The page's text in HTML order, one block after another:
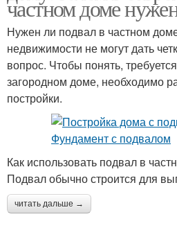
частном доме
Нужен ли подвал в частном
недвижимости не могут дать
вопрос. Чтобы понять,
загородном доме, необходимо
постройки.
Как использовать подвал в
Подвал обычно строится для
читать дальше →